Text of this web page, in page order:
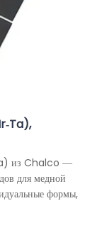
Ta),
из Chalco —
для медной
формы,